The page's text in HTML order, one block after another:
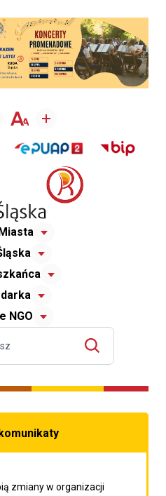
NGO
zmiany w organizacji